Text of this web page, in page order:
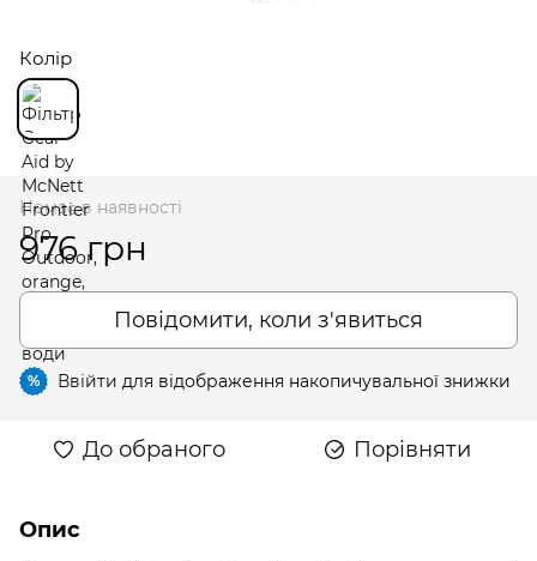
Колір
Немає в наявності
976 грн
Повідомити, коли з'явиться
% Ввійти для відображення накопичувальної знижки
До обраного Порівняти
Опис